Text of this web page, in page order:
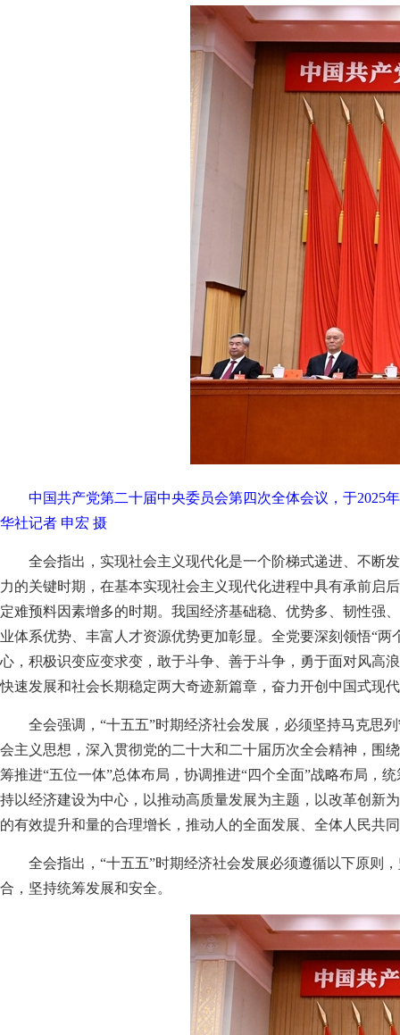
中国共产党第二十届中央委员会第四次全体会议，于2025
华社记者 申宏 摄
全会指出，实现社会主义现代化是一个阶梯式递进、不断
力的关键时期，在基本实现社会主义现代化进程中具有承前启
定难预料因素增多的时期。我国经济基础稳、优势多、韧性强
业体系优势、丰富人才资源优势更加彰显。全党要深刻领悟“
心，积极识变应变求变，敢于斗争、善于斗争，勇于面对风高
快速发展和社会长期稳定两大奇迹新篇章，奋力开创中国式现
全会强调，“十五五”时期经济社会发展，必须坚持马克思
会主义思想，深入贯彻党的二十大和二十届历次全会精神，围
筹推进“五位一体”总体布局，协调推进“四个全面”战略布局，
持以经济建设为中心，以推动高质量发展为主题，以改革创新
的有效提升和量的合理增长，推动人的全面发展、全体人民共
全会指出，“十五五”时期经济社会发展必须遵循以下原则
合，坚持统筹发展和安全。